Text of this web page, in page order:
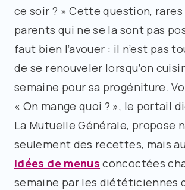
ce soir ? » Cette question,
parents qui ne se la sont pas
faut bien l’avouer : il n’est pas
de se renouveler lorsqu’on
semaine pour sa progéniture.
« On mange quoi ? », le portail
La Mutuelle Générale, propose
seulement des recettes, mais
idées de menus concoctées
semaine par les diététiciennes